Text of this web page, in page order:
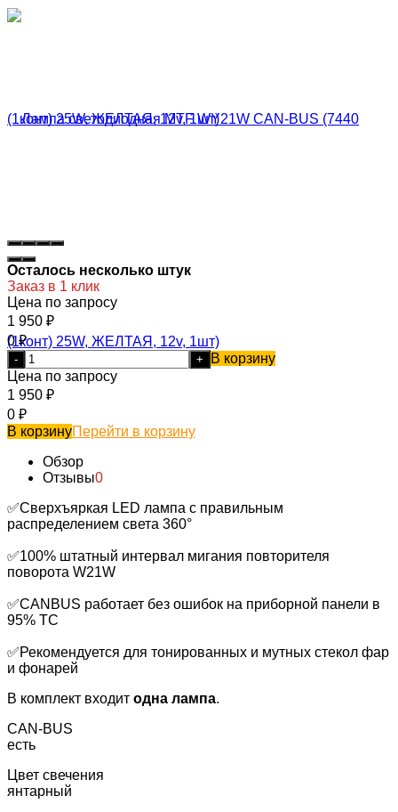
Осталось несколько штук
Заказ в 1 клик
Цена по запросу
1 950 ₽
0₽
- +
В корзину
Цена по запросу
1 950 ₽
0 ₽
В корзинуПерейти в корзину
Обзор
Отзывы0
✅Сверхъяркая LED лампа с правильным
распределением света 360°
✅100% штатный интервал мигания повторителя
поворота W21W
✅CANBUS работает без ошибок на приборной панели в
95% ТС
✅Рекомендуется для тонированных и мутных стекол фар
и фонарей
В комплект входит одна лампа.
CAN-BUS
есть
Цвет свечения
янтарный